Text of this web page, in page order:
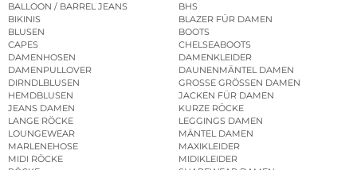
BALLOON / BARREL JEANS
BHS
BIKINIS
BLAZER FÜR DAMEN
BLUSEN
BOOTS
CAPES
CHELSEABOOTS
DAMENHOSEN
DAMENKLEIDER
DAMENPULLOVER
DAUNENMÄNTEL DAMEN
DIRNDLBLUSEN
GROSSE GRÖSSEN DAMEN
HEMDBLUSEN
JACKEN FÜR DAMEN
JEANS DAMEN
KURZE RÖCKE
LANGE RÖCKE
LEGGINGS DAMEN
LOUNGEWEAR
MÄNTEL DAMEN
MARLENEHOSE
MAXIKLEIDER
MIDI RÖCKE
MIDIKLEIDER